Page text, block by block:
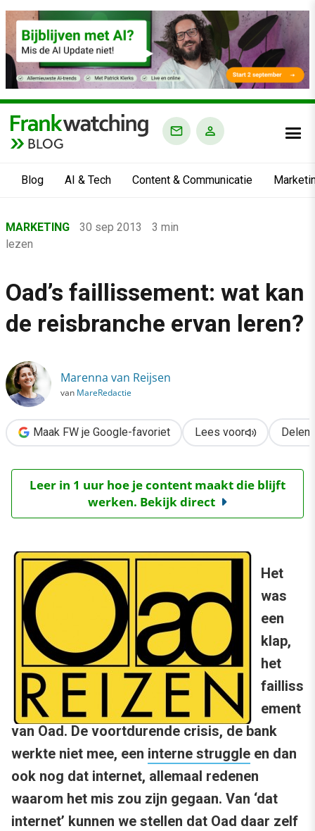
BLOG
Blog AI & Tech Content & Communicatie
›
Marketing
›
MARKETING 30 sep 2013
3 min
lezen
Oad’s faillissement: wat kan
de reisbranche ervan leren?
Marenna van Reijsen
van MareRedactie
Maak FW je Google-favoriet Lees voor Delen
Leer in 1 uur hoe je content maakt die blijft
werken. Bekijk direct
Het
was
een
klap,
het
failliss
ement
van Oad. De voortdurende crisis, de bank
werkte niet mee, een interne struggle en dan
ook nog dat internet, allemaal redenen
waarom het mis zou zijn gegaan. Van ‘dat
internet’ kunnen we stellen dat Oad daar zelf